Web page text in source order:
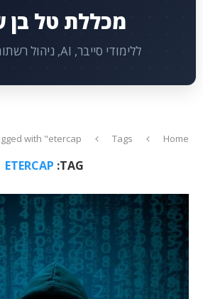
מכללת טל בן
ללימודי סייבר, AI, ניהול רשתות ותקשורת
Home
Tags
with "etercap"
TAG:
ETERCAP